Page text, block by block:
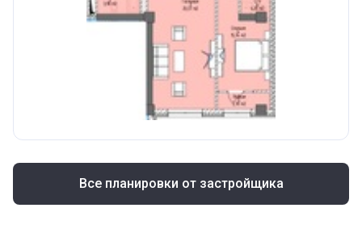
Все планировки от застройщика